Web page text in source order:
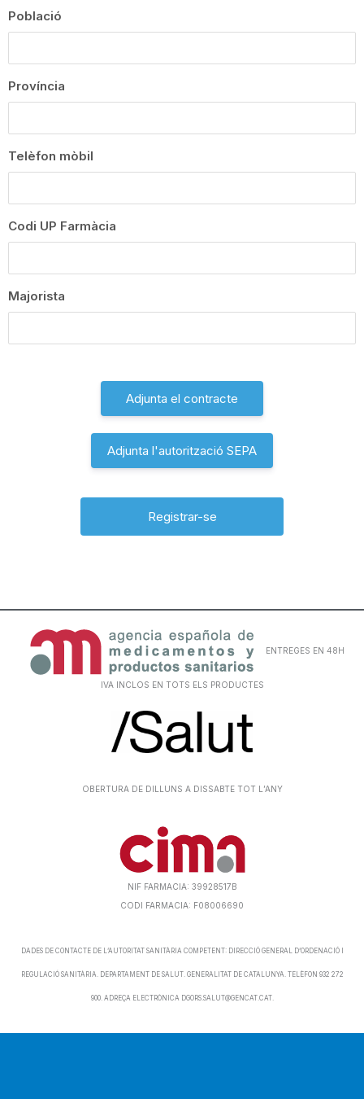
Població
Província
Telèfon mòbil
Codi UP Farmàcia
Majorista
Adjunta el contracte
Adjunta l'autorització SEPA
ENTREGES EN 48H
IVA INCLOS EN TOTS ELS PRODUCTES
OBERTURA DE DILLUNS A DISSABTE TOT L’ANY
NIF FARMACIA: 39928517B
CODI FARMACIA: F08006690
DADES DE CONTACTE DE L’AUTORITAT SANITÀRIA COMPETENT: DIRECCIÓ GENERAL D’ORDENACIÓ I
REGULACIÓ SANITÀRIA. DEPARTAMENT DE SALUT. GENERALITAT DE CATALUNYA. TELÈFON 932 272
900. ADREÇA ELECTRÒNICA DGORS.SALUT@GENCAT.CAT.